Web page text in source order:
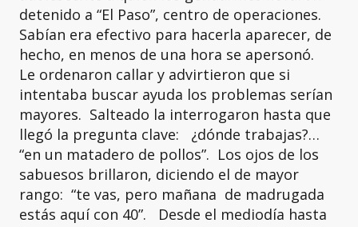
detenido a “El Paso”, centro de operaciones.
Sabían era efectivo para hacerla aparecer, de
hecho, en menos de una hora se apersonó.
Le ordenaron callar y advirtieron que si
intentaba buscar ayuda los problemas serían
mayores. Salteado la interrogaron hasta que
llegó la pregunta clave: ¿dónde trabajas?…
“en un matadero de pollos”. Los ojos de los
sabuesos brillaron, diciendo el de mayor
rango: “te vas, pero mañana de madrugada
estás aquí con 40”. Desde el mediodía hasta